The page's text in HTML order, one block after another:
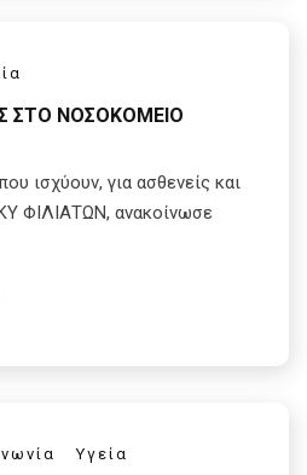
ΣΤΟ ΝΟΣΟΚΟΜΕΙΟ
ισχύουν, για ασθενείς και
ΦΙΛΙΑΤΩΝ, ανακοίνωσε
Υγεία